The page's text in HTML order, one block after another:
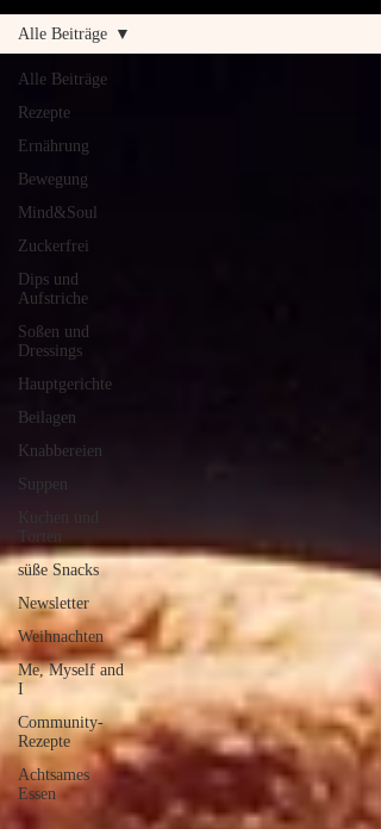
Alle Beiträge
Rezepte
Ernährung
Bewegung
Mind&Soul
Zuckerfrei
Dips und
Aufstriche
Soßen und
Dressings
Hauptgerichte
Beilagen
Knabbereien
Suppen
Kuchen und
Torten
süße Snacks
Newsletter
Weihnachten
Me, Myself and
I
Community-
Rezepte
Achtsames
Essen
Alle Beiträge